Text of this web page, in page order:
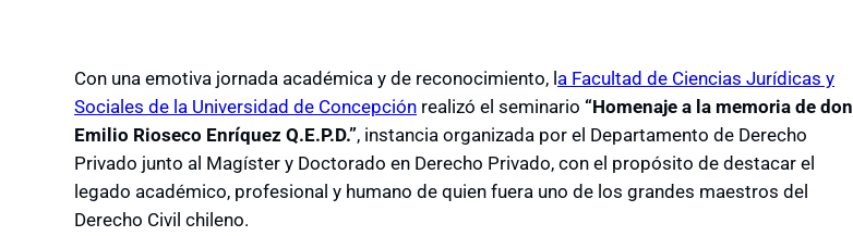
Con una emotiva jornada académica y de reconocimiento, la Facultad de Ciencias Jurídicas y
Sociales de la Universidad de Concepción realizó el seminario “Homenaje a la memoria de don
Emilio Rioseco Enríquez Q.E.P.D.”, instancia organizada por el Departamento de Derecho
Privado junto al Magíster y Doctorado en Derecho Privado, con el propósito de destacar el
legado académico, profesional y humano de quien fuera uno de los grandes maestros del
Derecho Civil chileno.